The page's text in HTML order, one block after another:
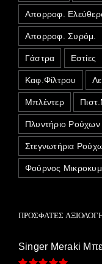
Απορροφ.
Απορροφ. Συρόμ.
Γάστρα Εστίες
Καφ.Φίλτρου
Μπλέντερ
Πλυντήριο Ρούχων
Στεγνωτήρια
Φούρνος Μικροκυμ.
ΠΡΌΣΦΑΤΕΣ
Singer Meraki